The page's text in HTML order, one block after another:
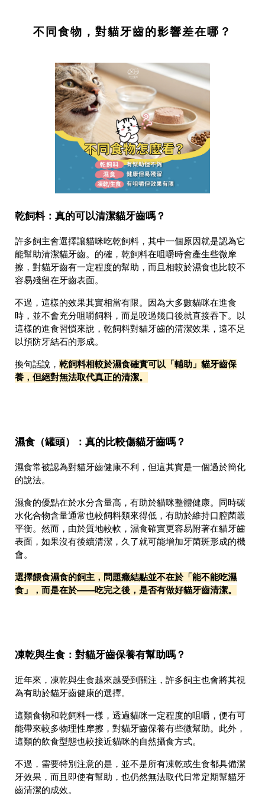
不同食物，對貓牙齒的影響差在哪？
乾飼料：真的可以清潔貓牙齒嗎？
許多飼主會選擇讓貓咪吃乾飼料，其中一個原因就是認為它
能幫助清潔貓牙齒。的確，乾飼料在咀嚼時會產生些微摩
擦，對貓牙齒有一定程度的幫助，而且相較於濕食也比較不
容易殘留在牙齒表面。
不過，這樣的效果其實相當有限。因為大多數貓咪在進食
時，並不會充分咀嚼飼料，而是咬過幾口後就直接吞下。以
這樣的進食習慣來說，乾飼料對貓牙齒的清潔效果，遠不足
以預防牙結石的形成。
換句話說， 乾飼料相較於濕食確實可以「輔助」貓牙齒保
養，但絕對無法取代真正的清潔。
濕食（罐頭）：真的比較傷貓牙齒嗎？
濕食常被認為對貓牙齒健康不利，但這其實是一個過於簡化
的說法。
濕食的優點在於水分含量高，有助於貓咪整體健康。同時碳
水化合物含量通常也較飼料類來得低，有助於維持口腔菌叢
平衡。然而，由於質地較軟，濕食確實更容易附著在貓牙齒
表面，如果沒有後續清潔，久了就可能增加牙菌斑形成的機
會。
選擇餵食濕食的飼主，問題癥結點並不在於「能不能吃濕
食」，而是在於——吃完之後，是否有做好貓牙齒清潔。
凍乾與生食：對貓牙齒保養有幫助嗎？
近年來，凍乾與生食越來越受到關注，許多飼主也會將其視
為有助於貓牙齒健康的選擇。
這類食物和乾飼料一樣，透過貓咪一定程度的咀嚼，便有可
能帶來較多物理性摩擦，對貓牙齒保養有些微幫助。此外，
這類的飲食型態也較接近貓咪的自然攝食方式。
不過，需要特別注意的是，並不是所有凍乾或生食都具備潔
牙效果，而且即使有幫助，也仍然無法取代日常定期幫貓牙
齒清潔的成效。